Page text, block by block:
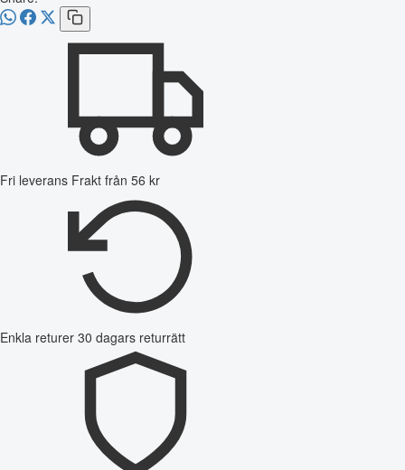
Fri leverans Frakt från 56 kr
Enkla returer 30 dagars returrätt